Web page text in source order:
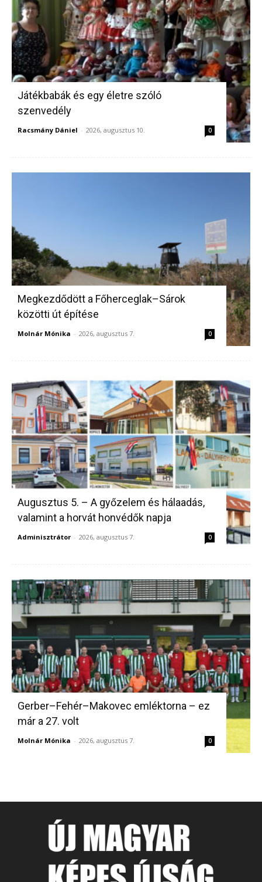
Játékbabák és egy életre szóló
szenvedély
Racsmány Dániel - 2026, augusztus 10. 0
Megkezdődött a Főherceglak–Sárok
közötti út építése
Molnár Mónika - 2026, augusztus 7. 0
Augusztus 5. – A győzelem és hálaadás,
valamint a horvát honvédők napja
Adminisztrátor - 2026, augusztus 7. 0
Gerber–Fehér–Makovec emléktorna – ez
már a 27. volt
Molnár Mónika - 2026, augusztus 7. 0